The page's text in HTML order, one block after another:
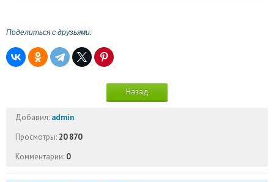
Поделиться с друзьями:
Назад
Добавил: admin
Просмотры: 20 870
Комментарии: 0